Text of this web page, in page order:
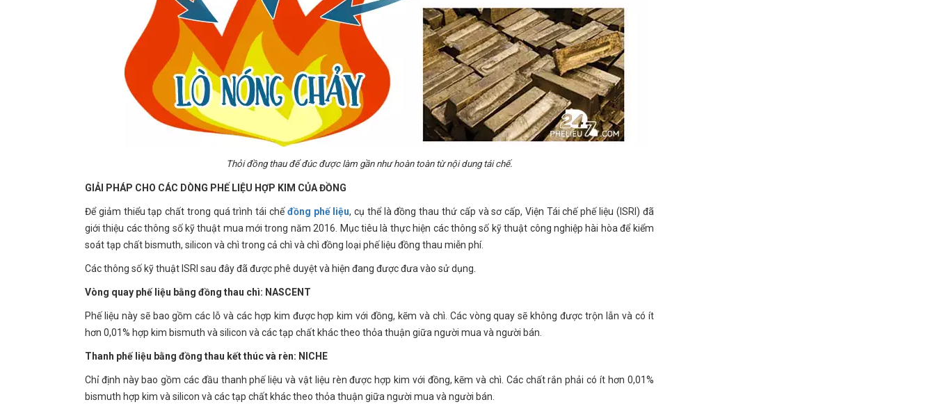
Thỏi đồng thau để đúc được làm gần như hoàn toàn từ nội dung tái chế.
GIẢI PHÁP CHO CÁC DÒNG PHẾ LIỆU HỢP KIM CỦA ĐỒNG
Để giảm thiểu tạp chất trong quá trình tái chếđồng phế liệu, cụ thể là đồng thau thứ cấp và sơ cấp, Viện Tái chế phế liệu (ISRI) đã
giới thiệu các thông số kỹ thuật mua mới trong năm 2016. Mục tiêu là thực hiện các thông số kỹ thuật công nghiệp hài hòa để kiểm
soát tạp chất bismuth, silicon và chì trong cả chì và chì đồng loại phế liệu đồng thau miễn phí.
Các thông số kỹ thuật ISRI sau đây đã được phê duyệt và hiện đang được đưa vào sử dụng.
Vòng quay phế liệu bằng đồng thau chì: NASCENT
Phế liệu này sẽ bao gồm các lỗ và các hợp kim được hợp kim với đồng, kẽm và chì. Các vòng quay sẽ không được trộn lẫn và có ít
hơn 0,01% hợp kim bismuth và silicon và các tạp chất khác theo thỏa thuận giữa người mua và người bán.
Thanh phế liệu bằng đồng thau kết thúc và rèn: NICHE
Chỉ định này bao gồm các đầu thanh phế liệu và vật liệu rèn được hợp kim với đồng, kẽm và chì. Các chất rắn phải có ít hơn 0,01%
bismuth hợp kim và silicon và các tạp chất khác theo thỏa thuận giữa người mua và người bán.